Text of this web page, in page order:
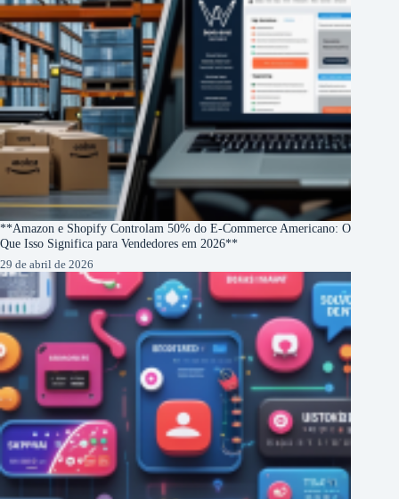
**Amazon e Shopify Controlam 50% do E-Commerce Americano: O
Que Isso Significa para Vendedores em 2026**
29 de abril de 2026